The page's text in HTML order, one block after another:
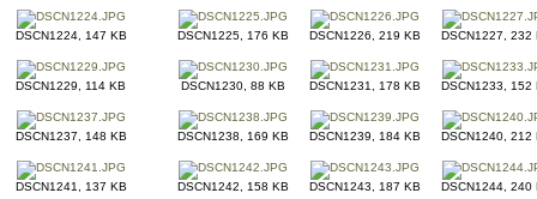
DSCN1224, 147 KB DSCN1225, 176 KB DSCN1226, 219 KB DSCN1227, 232
DSCN1229, 114 KB DSCN1230, 88 KB DSCN1231, 178 KB DSCN1233, 152
DSCN1237, 148 KB DSCN1238, 169 KB DSCN1239, 184 KB DSCN1240, 212
DSCN1241, 137 KB DSCN1242, 158 KB DSCN1243, 187 KB DSCN1244, 240